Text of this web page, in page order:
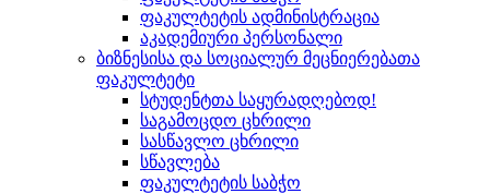
ფაკულტეტის ადმინისტრაცია
აკადემიური პერსონალი
ბიზნესისა და სოციალურ მეცნიერებათა
ფაკულტეტი
სტუდენტთა საყურადღებოდ!
საგამოცდო ცხრილი
სასწავლო ცხრილი
სწავლება
ფაკულტეტის საბჭო